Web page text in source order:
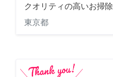
クオリティの高いお掃除
東京都